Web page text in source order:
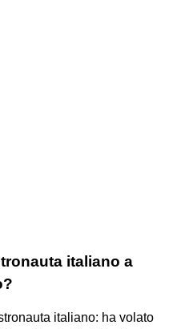
italiano a
italiano: ha volato